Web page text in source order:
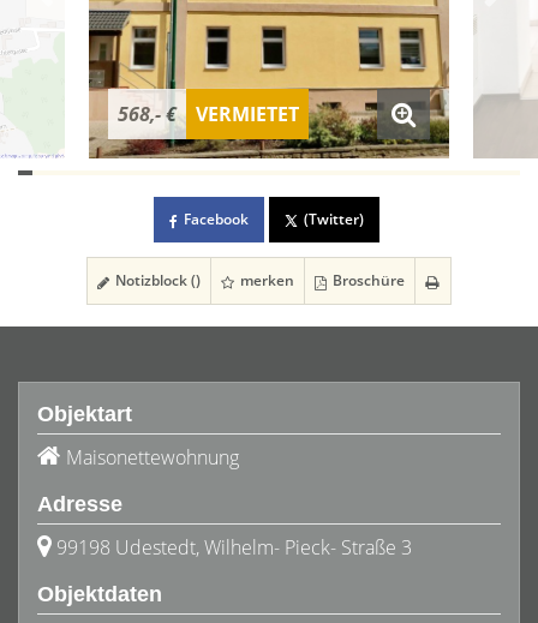
568,- € VERMIETET
Facebook (Twitter)
Notizblock () merken Broschüre
Objektart
Maisonettewohnung
Adresse
99198 Udestedt, Wilhelm- Pieck- Straße 3
Objektdaten